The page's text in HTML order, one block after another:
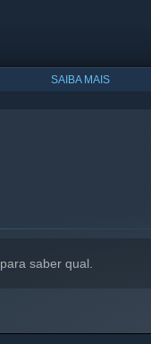
SAIBA MAIS
para saber qual.